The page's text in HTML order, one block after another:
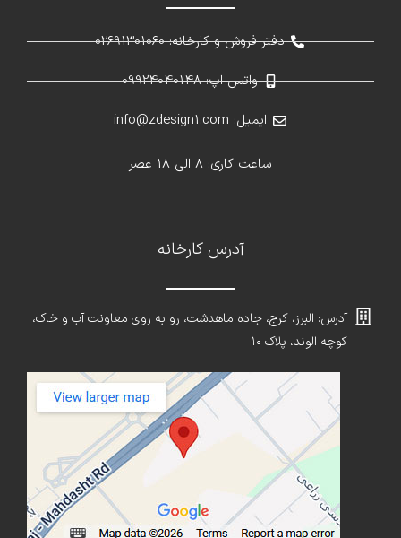
دفتر فروش و کارخانه: 02691301060
واتس اپ: 09924040148
ایمیل: info@zdesign1.com
ساعت کاری: 8 الی 18 عصر
آدرس کارخانه
آدرس: البرز، کرج، جاده ماهدشت، رو به روی معاونت آب و خاک،
کوچه الوند، پلاک ۱۰